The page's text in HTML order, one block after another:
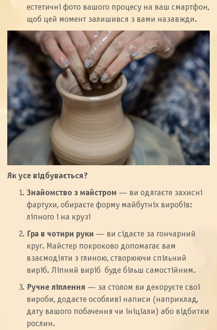
естетичні фото вашого процесу на ваш смартфон,
щоб цей момент залишився з вами назавжди.
Як усе відбувається?
Знайомство з майстром — ви одягаєте захисні
фартухи, обираєте форму майбутніх виробів:
ліпного і на крузі
Гра в чотири руки — ви сідаєте за гончарний
круг. Майстер покроково допомагає вам
взаємодіяти з глиною, створюючи спільний
виріб. Ліпний виріб буде більш самостійним.
Ручне ліплення — за столом ви декоруєте свої
вироби, додаєте особливі написи (наприклад,
дату вашого побачення чи ініціали) або відбитки
рослин.